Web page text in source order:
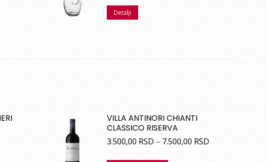
sa5.00od
Detalji
VILLA ANTINORI CHIANTI
CLASSICO RISERVA
3.500,00 RSD – 7.500,00 RSD